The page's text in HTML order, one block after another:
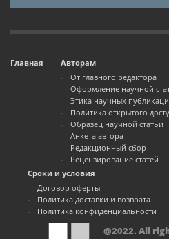
Главная
Авторам
От главного редактора
Оформление научной
Этика научных
Политика открытого
Образец научной статьи
Анкета автора
Редакционный сбор
Рецензирование статей
Сроки и условия
Договор оферты
Политика доставки и возврата
Политика конфиденциальности
@2022. All